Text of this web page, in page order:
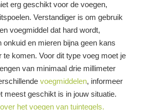
erg geschikt voor de voegen,
Verstandiger is om gebruik
voegmiddel dat hard wordt,
onkuid en mieren bijna geen kans
te komen. Voor dit type voeg moet je
van minimaal drie millimeter
voegmiddelen, informeer
meest geschikt is in jouw situatie.
het voegen van tuintegels.